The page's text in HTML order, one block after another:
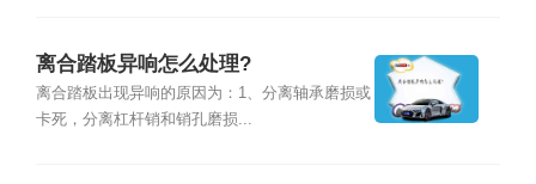
离合踏板异响怎么处理?
离合踏板出现异响的原因为：1、分离轴承磨损或
卡死，分离杠杆销和销孔磨损...